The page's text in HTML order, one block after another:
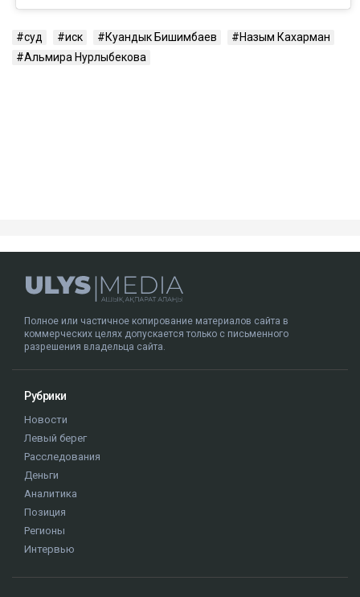
суд иск Куандык Бишимбаев
Назым Кахарман
Альмира Нурлыбекова
Полное или частичное копирование материалов сайта в
коммерческих целях допускается только с письменного
разрешения владельца сайта.
Рубрики
Новости
Левый берег
Расследования
Деньги
Аналитика
Позиция
Регионы
Интервью